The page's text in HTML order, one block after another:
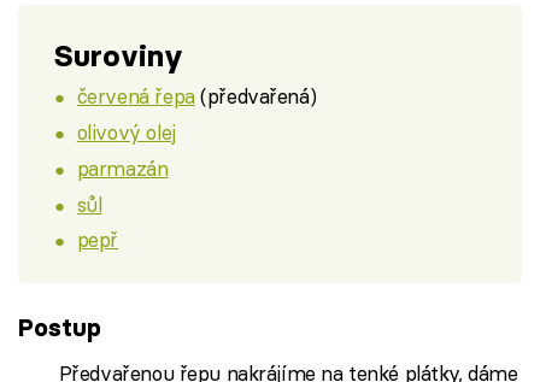
Suroviny
červená řepa(předvařená)
olivový olej
parmazán
sůl
pepř
Postup
Předvařenou řepu nakrájíme na tenké plátky, dáme